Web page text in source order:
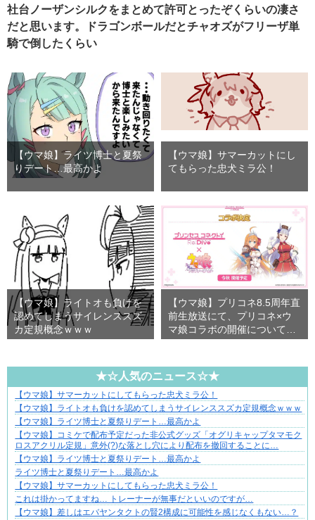
社台ノーザンシルクをまとめて許可とったぞくらいの凄さ
だと思います。ドラゴンボールだとチャオズがフリーザ単
騎で倒したくらい
【ウマ娘】ライツ博士と夏祭
りデート…最高かよ
【ウマ娘】サマーカットにし
てもらった忠犬ミラ公！
【ウマ娘】ライトオも負けを
認めてしまうサイレンススズ
カ定規概念ｗｗｗ
【ウマ娘】プリコネ8.5周年直
前生放送にて、プリコネ×ウ
マ娘コラボの開催について…
★☆人気のニュース☆★
悩んでいるのは私だけ？夫との距離
【ウマ娘】サマーカットにしてもらった忠犬ミラ公！
【ウマ娘】ライトオも負けを認めてしまうサイレンススズカ定規概念ｗｗｗ
【ウマ娘】ライツ博士と夏祭りデート…最高かよ
【ウマ娘】コミケで配布予定だった非公式グッズ「オグリキャップタマモク
ロスアクリル定規」意外(?)な落とし穴により配布を撤回することに…
【ウマ娘】ライツ博士と夏祭りデート…最高かよ
ライツ博士と夏祭りデート…最高かよ
【ウマ娘】サマーカットにしてもらった忠犬ミラ公！
これは掛かってますね… トレーナーが無事だといいのですが…
【ウマ娘】差しはエバヤンタクトの賢2構成に可能性を感じなくもない…？